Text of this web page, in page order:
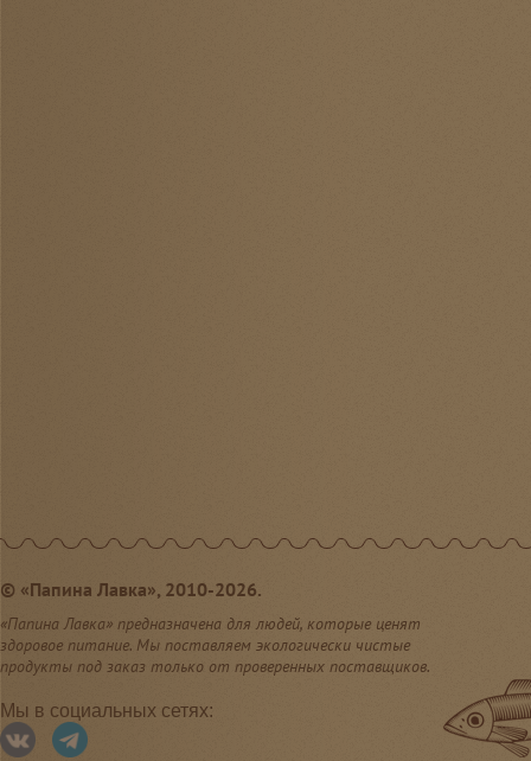
© «Папина Лавка», 2010-2026.
«Папина Лавка» предназначена для людей, которые ценят
здоровое питание. Мы поставляем экологически чистые
продукты под заказ только от проверенных поставщиков.
Мы в социальных сетях: